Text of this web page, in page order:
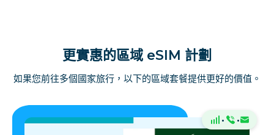
更實惠的區域 eSIM 計劃
如果您前往多個國家旅行，以下的區域套餐提供更好的價值。
· ·